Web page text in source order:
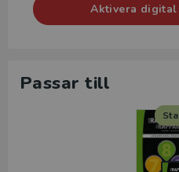
Aktivera
Passar till